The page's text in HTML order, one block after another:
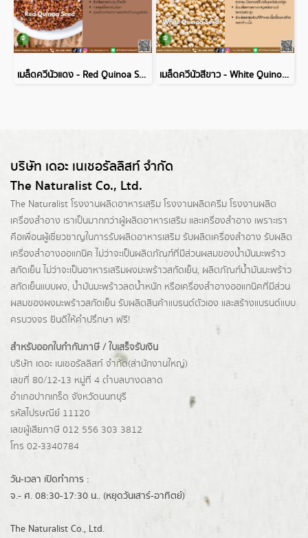
เมล็ดควีนัวแดง - Red Quinoa Seed เมล็ดควีนัวสีขาว - White Quinoa Seed
บริษัท เดอะ เนเชอรัลลิสท์ จำกัด
The Naturalist Co., Ltd.
The Naturalist โรงงานผลิตอาหารเสริม โรงงานผลิตครีม โรงงานผลิต
เครื่องสำอาง เราเป็นมากกว่าผู้ผลิตอาหารเสริม และเครื่องสำอาง เพราะเรา
คือเพื่อนผู้เชี่ยวชาญในการรับผลิตอาหารเสริม รับผลิตเครื่องสำอาง รับผลิต
เครื่องสำอางออแกนิค ไม่ว่าจะเป็นผลิตภัณฑ์ที่มีส่วนผสมของน้ำมันมะพร้าว
สกัดเย็น ไม่ว่าจะเป็นอาหารเสริมผงมะพร้าวสกัดเย็น, ผลิตภัณฑ์น้ำมันมะพร้าว
สกัดเย็นแบบผง, น้ำมันมะพร้าวลดน้ำหนัก หรือเครื่องสำอางออแกนิคที่มีส่วน
ผสมของผงมะพร้าวสกัดเย็น รับผลิตสินค้าแบรนด์ตัวเอง และสร้างแบรนด์แบบ
ครบวงจร ยินดีให้คำปรึกษา ฟรี!
สำหรับออกใบกำกับภาษี / ใบเสร็จรับเงิน
บริษัท เดอะ เนเชอรัลลิสท์ จำกัด(ส่านักงานใหญ่)
เลขที่ 80/12-13 หมู่ที่ 4 ตำบลบางตลาด
อำเภอปากเกร็ด จังหวัดนนทบุรี
รหัสไปรษณีย์ 11120
เลขผู้เสียภาษี 012 556 303 3812
โทร 02-3340784
วัน-เวลา เปิดทำการ :
จ.- ศ. 08:30-17:30 น.. (หยุดวันเสาร์-อาทิตย์)
The Naturalist Co., Ltd.